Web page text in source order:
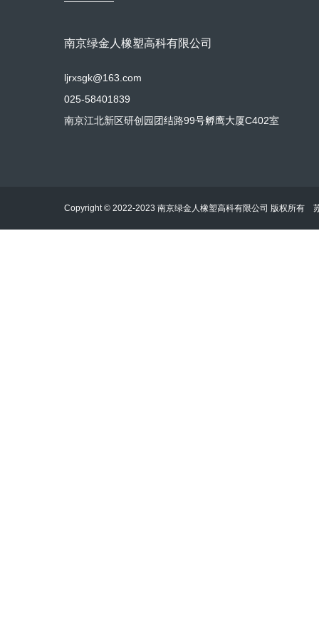
南京绿金人橡塑高科有限公司
ljrxsgk@163.com
025-58401839
南京江北新区研创园团结路99号孵鹰大厦C402室
Copyright © 2022-2023 南京绿金人橡塑高科有限公司 版权所有